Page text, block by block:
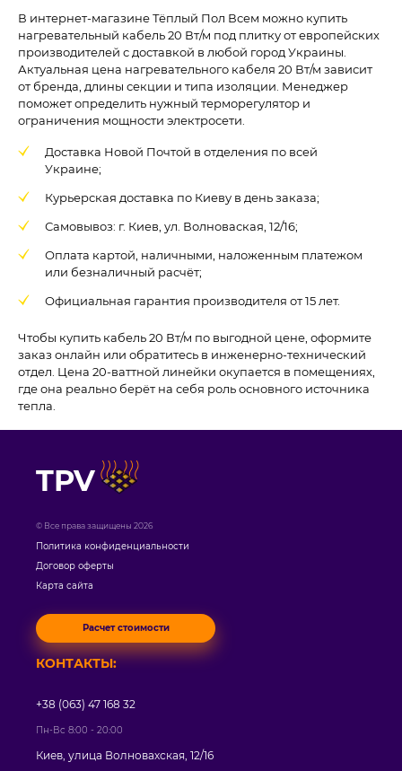
В интернет-магазине Тёплый Пол Всем можно купить
нагревательный кабель 20 Вт/м под плитку от европейских
производителей с доставкой в любой город Украины.
Актуальная цена нагревательного кабеля 20 Вт/м зависит
от бренда, длины секции и типа изоляции. Менеджер
поможет определить нужный терморегулятор и
ограничения мощности электросети.
Доставка Новой Почтой в отделения по всей
Украине;
Курьерская доставка по Киеву в день заказа;
Самовывоз: г. Киев, ул. Волноваская, 12/16;
Оплата картой, наличными, наложенным платежом
или безналичный расчёт;
Официальная гарантия производителя от 15 лет.
Чтобы купить кабель 20 Вт/м по выгодной цене, оформите
заказ онлайн или обратитесь в инженерно-технический
отдел. Цена 20-ваттной линейки окупается в помещениях,
где она реально берёт на себя роль основного источника
тепла.
TPV
© Все права защищены 2026
Политика конфиденциальности
Договор оферты
Карта сайта
Расчет стоимости
КОНТАКТЫ:
+38 (063) 47 168 32
Пн-Вс 8:00 - 20:00
Киев, улица Волновахская, 12/16